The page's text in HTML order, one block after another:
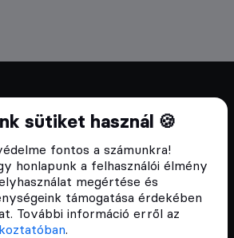
sütiket használ 🍪
fontos a számunkra!
honlapunk a felhasználói élmény
megértése és
támogatása érdekében
További információ erről az
.
2018 óta
a blokklánc technológia
ezért 2018 óta a
biztosítsa a hazai közösség
oktatását és fejlődését.